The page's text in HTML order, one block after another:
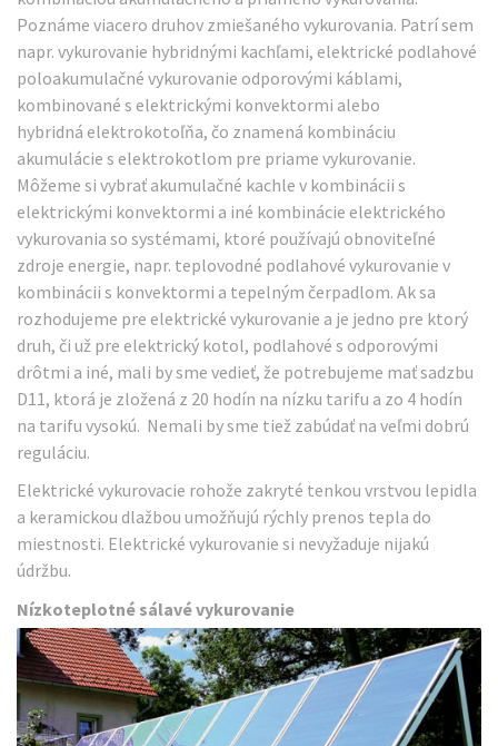
Poznáme viacero druhov zmiešaného vykurovania. Patrí sem
napr. vykurovanie hybridnými kachľami, elektrické podlahové
poloakumulačné vykurovanie odporovými káblami,
kombinované s elektrickými konvektormi alebo
hybridná elektrokotoľňa, čo znamená kombináciu
akumulácie s elektrokotlom pre priame vykurovanie.
Môžeme si vybrať akumulačné kachle v kombinácii s
elektrickými konvektormi a iné kombinácie elektrického
vykurovania so systémami, ktoré používajú obnoviteľné
zdroje energie, napr. teplovodné podlahové vykurovanie v
kombinácii s konvektormi a tepelným čerpadlom. Ak sa
rozhodujeme pre elektrické vykurovanie a je jedno pre ktorý
druh, či už pre elektrický kotol, podlahové s odporovými
drôtmi a iné, mali by sme vedieť, že potrebujeme mať sadzbu
D11, ktorá je zložená z 20 hodín na nízku tarifu a zo 4 hodín
na tarifu vysokú. Nemali by sme tiež zabúdať na veľmi dobrú
reguláciu.
Elektrické vykurovacie rohože zakryté tenkou vrstvou lepidla
a keramickou dlažbou umožňujú rýchly prenos tepla do
miestnosti. Elektrické vykurovanie si nevyžaduje nijakú
údržbu.
Nízkoteplotné sálavé vykurovanie